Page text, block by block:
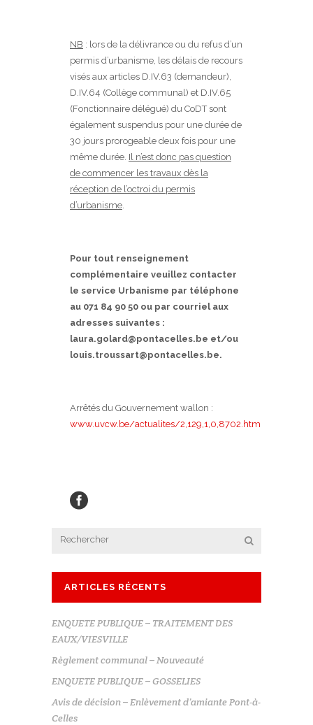
NB : lors de la délivrance ou du refus d’un
permis d’urbanisme, les délais de recours
visés aux articles D.IV.63 (demandeur),
D.IV.64 (Collège communal) et D.IV.65
(Fonctionnaire délégué) du CoDT sont
également suspendus pour une durée de
30 jours prorogeable deux fois pour une
même durée. Il n’est donc pas question
de commencer les travaux dès la
réception de l’octroi du permis
d’urbanisme
Pour tout renseignement
complémentaire veuillez contacter
le service Urbanisme par téléphone
au 071 84 90 50 ou par courriel aux
adresses suivantes :
laura.golard@pontacelles.be et/ou
louis.troussart@pontacelles.be.
Arrêtés du Gouvernement wallon :
www.uvcw.be/actualites/2,129,1,0,8702.htm
ARTICLES RÉCENTS
ENQUETE PUBLIQUE – TRAITEMENT DES
EAUX/VIESVILLE
Règlement communal – Nouveauté
ENQUETE PUBLIQUE – GOSSELIES
Avis de décision – Enlèvement d’amiante Pont-à-
Celles